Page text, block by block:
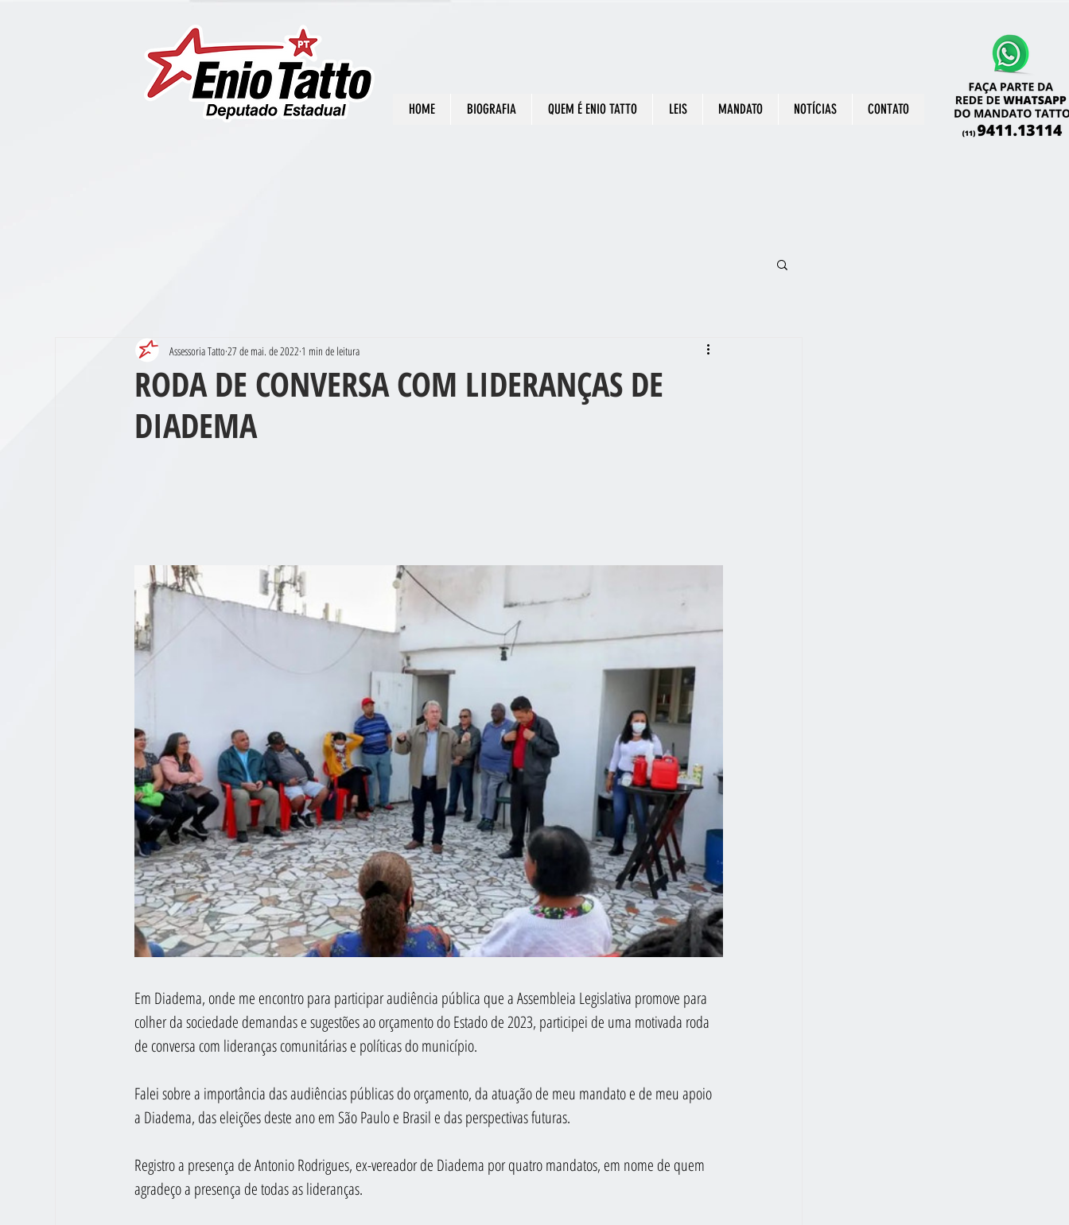
HOME BIOGRAFIA QUEM É ENIO TATTO LEIS MANDATO NOTÍCIAS CONTATO
RODA DE CONVERSA COM LIDERANÇAS DE
DIADEMA
Assessoria Tatto27 de mai. de 2022 1 min de leitura
Em Diadema, onde me encontro para participar audiência pública que a Assembleia Legislativa promove para
colher da sociedade demandas e sugestões ao orçamento do Estado de 2023, participei de uma motivada roda
de conversa com lideranças comunitárias e políticas do município.
Falei sobre a importância das audiências públicas do orçamento, da atuação de meu mandato e de meu apoio
a Diadema, das eleições deste ano em São Paulo e Brasil e das perspectivas futuras.
Registro a presença de Antonio Rodrigues, ex-vereador de Diadema por quatro mandatos, em nome de quem
agradeço a presença de todas as lideranças.